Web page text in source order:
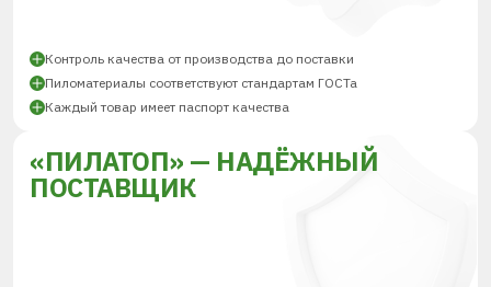
Контроль качества от производства до поставки
Пиломатериалы соответствуют стандартам ГОСТа
Каждый товар имеет паспорт качества
«ПИЛАТОП» — НАДЁЖНЫЙ
ПОСТАВЩИК